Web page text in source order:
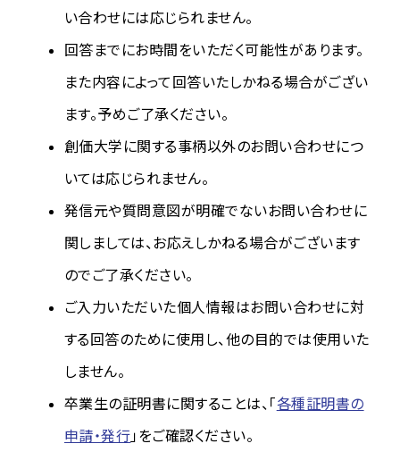
い合わせには応じられません。
回答までにお時間をいただく可能性があります。
また内容によって回答いたしかねる場合がござい
ます。予めご了承ください。
創価大学に関する事柄以外のお問い合わせにつ
いては応じられません。
発信元や質問意図が明確でないお問い合わせに
関しましては、お応えしかねる場合がございます
のでご了承ください。
ご入力いただいた個人情報はお問い合わせに対
する回答のために使用し、他の目的では使用いた
しません。
卒業生の証明書に関することは、「各種証明書の
申請・発行 」をご確認ください。​